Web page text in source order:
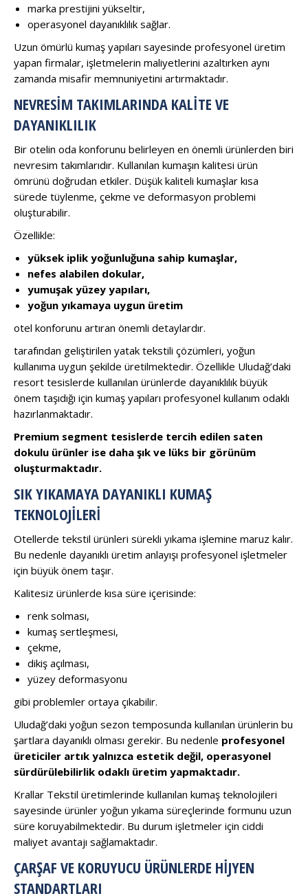
marka prestijini yükseltir,
operasyonel dayanıklılık sağlar.
Uzun ömürlü kumaş yapıları sayesinde profesyonel üretim
yapan firmalar, işletmelerin maliyetlerini azaltırken aynı
zamanda misafir memnuniyetini artırmaktadır.
NEVRESIM TAKIMLARINDA KALITE VE
DAYANIKLILIK
Bir otelin oda konforunu belirleyen en önemli ürünlerden biri
nevresim takımlarıdır. Kullanılan kumaşın kalitesi ürün
ömrünü doğrudan etkiler. Düşük kaliteli kumaşlar kısa
sürede tüylenme, çekme ve deformasyon problemi
oluşturabilir.
Özellikle:
yüksek iplik yoğunluğuna sahip kumaşlar,
nefes alabilen dokular,
yumuşak yüzey yapıları,
yoğun yıkamaya uygun üretim
otel konforunu artıran önemli detaylardır.
tarafından geliştirilen yatak tekstili çözümleri, yoğun
kullanıma uygun şekilde üretilmektedir. Özellikle Uludağ’daki
resort tesislerde kullanılan ürünlerde dayanıklılık büyük
önem taşıdığı için kumaş yapıları profesyonel kullanım odaklı
hazırlanmaktadır.
Premium segment tesislerde tercih edilen saten
dokulu ürünler ise daha şık ve lüks bir görünüm
oluşturmaktadır.
SIK YIKAMAYA DAYANIKLI KUMAŞ
TEKNOLOJILERI
Otellerde tekstil ürünleri sürekli yıkama işlemine maruz kalır.
Bu nedenle dayanıklı üretim anlayışı profesyonel işletmeler
için büyük önem taşır.
Kalitesiz ürünlerde kısa süre içerisinde:
renk solması,
kumaş sertleşmesi,
çekme,
dikiş açılması,
yüzey deformasyonu
gibi problemler ortaya çıkabilir.
Uludağ’daki yoğun sezon temposunda kullanılan ürünlerin bu
şartlara dayanıklı olması gerekir. Bu nedenle profesyonel
üreticiler artık yalnızca estetik değil, operasyonel
sürdürülebilirlik odaklı üretim yapmaktadır.
Krallar Tekstil üretimlerinde kullanılan kumaş teknolojileri
sayesinde ürünler yoğun yıkama süreçlerinde formunu uzun
süre koruyabilmektedir. Bu durum işletmeler için ciddi
maliyet avantajı sağlamaktadır.
ÇARŞAF VE KORUYUCU ÜRÜNLERDE HIJYEN
STANDARTLARI